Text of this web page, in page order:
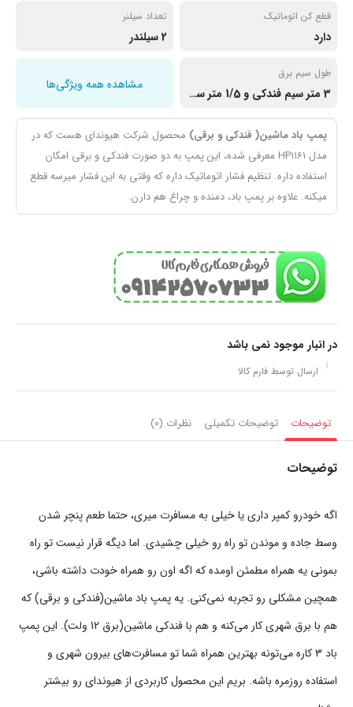
قطع کن اتوماتیک
دارد
تعداد سیلنر
2 سیلندر
طول سیم برق
3 متر سیم فندکی و 1/5 متر سیم برق
مشاهده همه ویژگی‌ها
پمپ باد ماشین( فندکی و برقی) محصول شرکت هیوندای هست که در
مدل HP1161 معرفی شده، این پمپ به دو صورت فندکی و برقی امکان
استفاده داره. تنظیم فشار اتوماتیک داره که وقتی به این فشار میرسه قطع
میکنه. علاوه بر پمپ باد، دمنده و چراغ هم دارن.
در انبار موجود نمی باشد
ارسال توسط فارم کالا
توضیحات توضیحات تکمیلی نظرات (0)
توضیحات
اگه خودرو کمپر داری یا خیلی به مسافرت میری، حتما طعم پنچر شدن
وسط جاده و موندن تو راه رو خیلی چشیدی. اما دیگه قرار نیست تو راه
بمونی یه همراه مطمئن اومده که اگه اون رو همراه خودت داشته باشی،
همچین مشکلی رو تجربه نمی‌کنی. یه پمپ باد ماشین(فندکی و برقی) که
هم با برق شهری کار می‌کنه و هم با فندکی ماشین(برق 12 ولت). این پمپ
باد 3 کاره می‌تونه بهترین همراه شما تو مسافرت‌های بیرون شهری و
استفاده روزمره باشه. بریم این محصول کاربردی از هیوندای رو بیشتر